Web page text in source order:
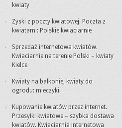
kwiaty
Zyski z poczty kwiatowej. Poczta z
kwiatami: Polskie kwiaciarnie
Sprzedaż internetowa kwiatów.
Kwiaciarnie na terenie Polski – kwiaty
Kielce
Kwiaty na balkonie, kwiaty do
ogrodu: mieczyki.
Kupowanie kwiatów przez internet.
Przesyłki kwiatowe – szybka dostawa
kwiatów. Kwiaciarnia internetowa